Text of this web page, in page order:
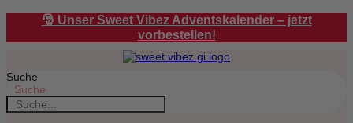
springen
🎅 Unser Sweet Vibez Adventskalender – jetzt
vorbestellen!
Suche
Suche